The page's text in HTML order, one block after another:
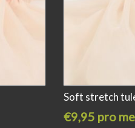
Soft stretch
€9,95 pro